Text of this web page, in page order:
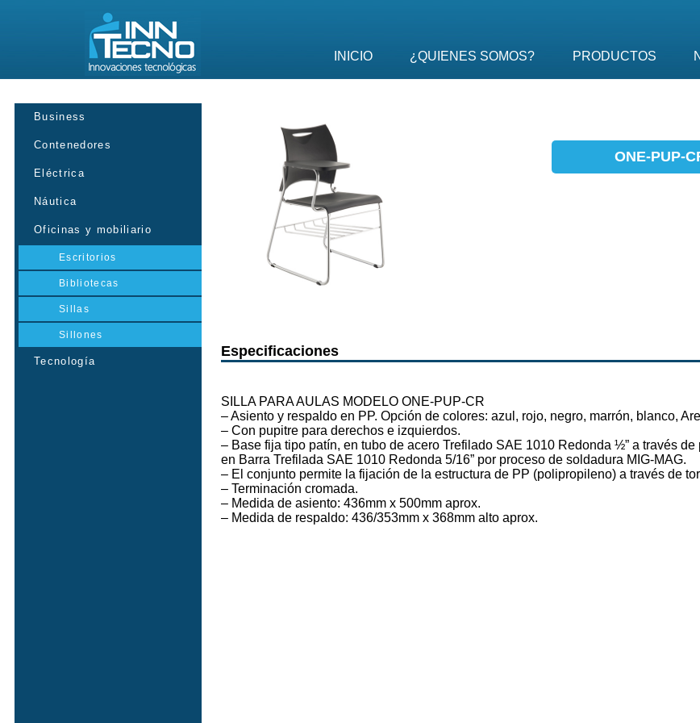
INICIO ¿QUIENES SOMOS? PRODUCTOS
Business
Contenedores
Eléctrica
Náutica
Oficinas y mobiliario
Escritorios
Bibliotecas
Sillas
Sillones
Tecnología
ONE-PUP-
Especificaciones
SILLA PARA AULAS MODELO ONE-PUP-CR
– Asiento y respaldo en PP. Opción de colores: azul, rojo, negro, marrón, blanco,
– Con pupitre para derechos e izquierdos.
– Base fija tipo patín, en tubo de acero Trefilado SAE 1010 Redonda ½” a través
en Barra Trefilada SAE 1010 Redonda 5/16” por proceso de soldadura MIG-MAG.
– El conjunto permite la fijación de la estructura de PP (polipropileno) a través de
– Terminación cromada.
– Medida de asiento: 436mm x 500mm aprox.
– Medida de respaldo: 436/353mm x 368mm alto aprox.